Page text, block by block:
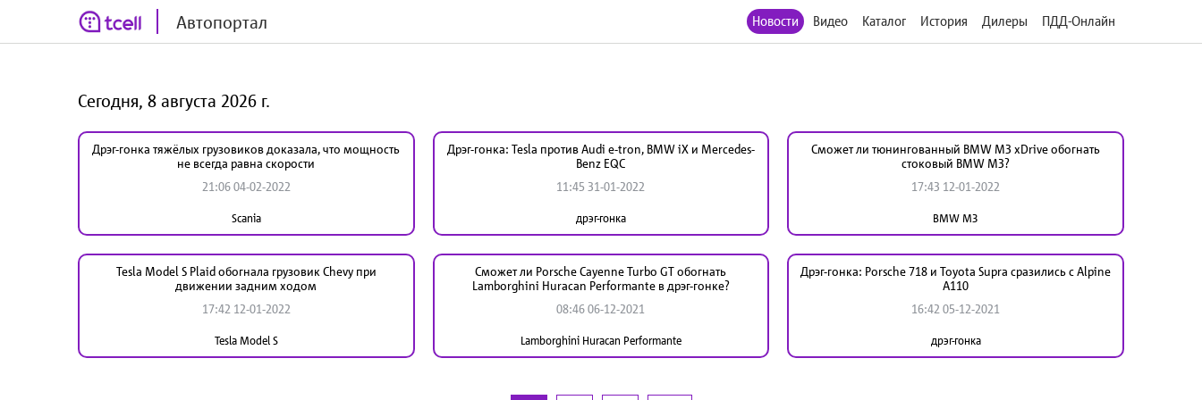
Автопортал Новости Видео Каталог История Дилеры ПДД-Онлайн
Сегодня, 8 августа 2026 г.
Дрэг-гонка тяжёлых грузовиков доказала, что мощность
не всегда равна скорости
21:06 04-02-2022
Scania
Дрэг-гонка: Tesla против Audi e-tron, BMW iX и Mercedes-
Benz EQC
11:45 31-01-2022
дрэг-гонка
Сможет ли тюнингованный BMW M3 xDrive обогнать
стоковый BMW M3?
17:43 12-01-2022
BMW M3
Tesla Model S Plaid обогнала грузовик Chevy при
движении задним ходом
17:42 12-01-2022
Tesla Model S
Сможет ли Porsche Cayenne Turbo GT обогнать
Lamborghini Huracan Performante в дрэг-гонке?
08:46 06-12-2021
Lamborghini Huracan Performante
Дрэг-гонка: Porsche 718 и Toyota Supra сразились с Alpine
A110
16:42 05-12-2021
дрэг-гонка